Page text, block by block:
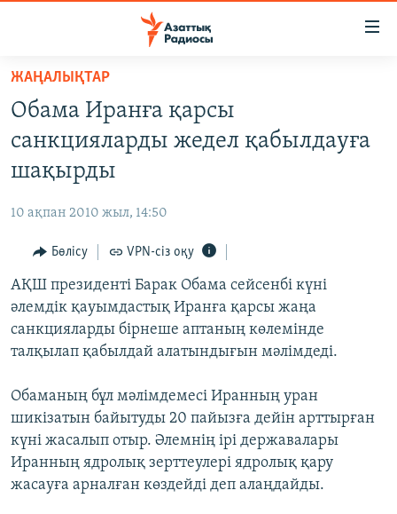
Skip
main
content
to
main
Search
ЖАҢАЛЫҚТАР
АДАМ ҚҰҚЫҚТАРЫ
ӘЛЕУМЕТ
ӘЛЕМ
АРНАЙЫ ЖОБАЛАР
ЖАЗЫЛЫҢЫЗ
Басқа тілдерде
ЖАҢАЛЫҚТАР
Обама Иранға қарсы
санкцияларды жедел қабылдауға
шақырды
10 ақпан 2010 жыл, 14:50
Бөлісу VPN-сіз оқу
АҚШ президенті Барак Обама сейсенбі күні
әлемдік қауымдастық Иранға қарсы жаңа
санкцияларды бірнеше аптаның көлемінде
талқылап қабылдай алатындығын мәлімдеді.
Обаманың бұл мәлімдемесі Иранның уран
шикізатын байытуды 20 пайызға дейін арттырған
күні жасалып отыр. Әлемнің ірі державалары
Иранның ядролық зерттеулері ядролық қару
жасауға арналған көздейді деп алаңдайды.